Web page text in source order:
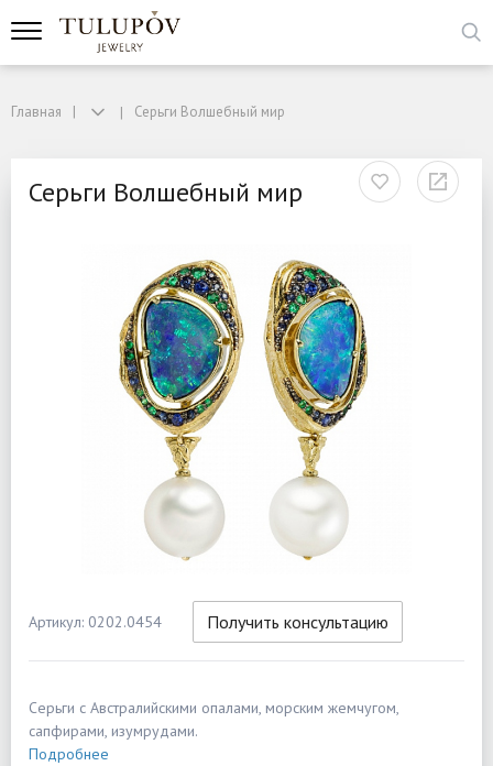
Главная Серьги Волшебный мир
Серьги Волшебный мир
Артикул: 0202.0454 Получить консультацию
Серьги с Австралийскими опалами, морским жемчугом,
сапфирами, изумрудами.
Подробнее